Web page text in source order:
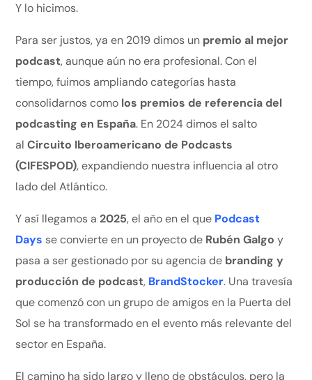
Y lo hicimos.
Para ser justos, ya en 2019 dimos un premio al mejor
podcast, aunque aún no era profesional. Con el
tiempo, fuimos ampliando categorías hasta
consolidarnos como los premios de referencia del
podcasting en España. En 2024 dimos el salto
alCircuito Iberoamericano de Podcasts
(CIFESPOD), expandiendo nuestra influencia al otro
lado del Atlántico.
Y así llegamos a2025, el año en el que Podcast
Days se convierte en un proyecto de Rubén Galgo y
pasa a ser gestionado por su agencia de branding y
producción de podcast, BrandStocker. Una travesía
que comenzó con un grupo de amigos en la Puerta del
Sol se ha transformado en el evento más relevante del
sector en España.
El camino ha sido largo y lleno de obstáculos, pero la